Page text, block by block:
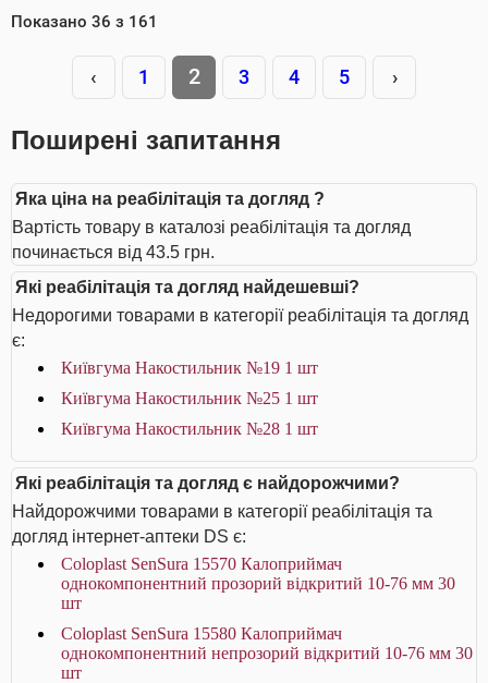
Показано 36 з 161
‹ 1 2 3 4 5 ›
Поширені запитання
Яка ціна на реабілітація та догляд ?
Вартість товару в каталозі реабілітація та догляд
починається від 43.5 грн.
Які реабілітація та догляд найдешевші?
Недорогими товарами в категорії реабілітація та догляд
є:
Київгума Накостильник №19 1 шт
Київгума Накостильник №25 1 шт
Київгума Накостильник №28 1 шт
Які реабілітація та догляд є найдорожчими?
Найдорожчими товарами в категорії реабілітація та
догляд інтернет-аптеки DS є:
Coloplast SenSura 15570 Калоприймач
однокомпонентний прозорий відкритий 10-76 мм 30
шт
Coloplast SenSura 15580 Калоприймач
однокомпонентний непрозорий відкритий 10-76 мм 30
шт